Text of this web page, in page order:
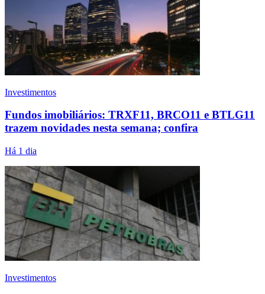
Investimentos
Fundos imobiliários: TRXF11, BRCO11 e BTLG11
trazem novidades nesta semana; confira
Há 1 dia
Investimentos